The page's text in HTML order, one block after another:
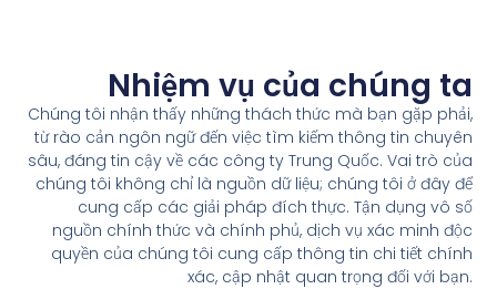
Nhiệm vụ của chúng ta
Chúng tôi nhận thấy những thách thức mà bạn gặp phải,
từ rào cản ngôn ngữ đến việc tìm kiếm thông tin chuyên
sâu, đáng tin cậy về các công ty Trung Quốc. Vai trò của
chúng tôi không chỉ là nguồn dữ liệu; chúng tôi ở đây để
cung cấp các giải pháp đích thực. Tận dụng vô số
nguồn chính thức và chính phủ, dịch vụ xác minh độc
quyền của chúng tôi cung cấp thông tin chi tiết chính
xác, cập nhật quan trọng đối với bạn.